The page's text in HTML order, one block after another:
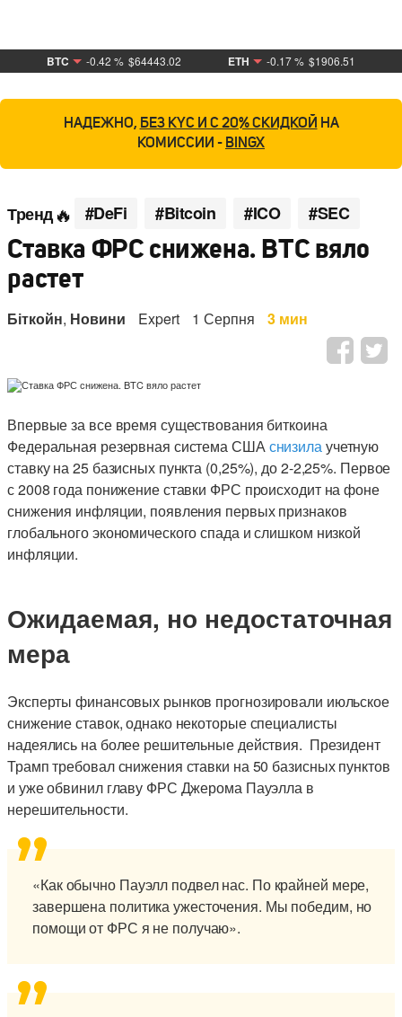
BTC -0.42 % $64443.02 ETH -0.17 % $1906.51
НАДЕЖНО, БЕЗ KYC И С 20% СКИДКОЙ НА
КОМИССИИ - BINGX
Тренд #DeFi #Bitcoin #ICO #SEC
Ставка ФРС снижена. BTC вяло
растет
Біткойн, Новини Expert 1 Серпня 3 мин
Впервые за все время существования биткоина
Федеральная резервная система СШАснизилаучетную
ставку на 25 базисных пункта (0,25%), до 2-2,25%. Первое
с 2008 года понижение ставки ФРС происходит на фоне
снижения инфляции, появления первых признаков
глобального экономического спада и слишком низкой
инфляции.
Ожидаемая, но недостаточная
мера
Эксперты финансовых рынков прогнозировали июльское
снижение ставок, однако некоторые специалисты
надеялись на более решительные действия. Президент
Трамп требовал снижения ставки на 50 базисных пунктов
и уже обвинил главу ФРС Джерома Пауэлла в
нерешительности.
«Как обычно Пауэлл подвел нас. По крайней мере,
завершена политика ужесточения. Мы победим, но
помощи от ФРС я не получаю».